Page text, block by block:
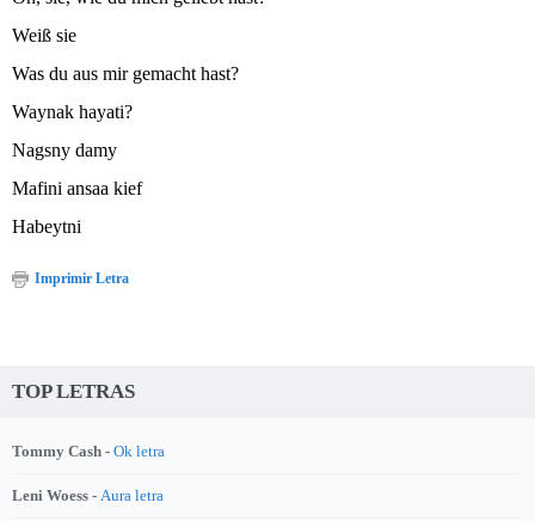
Weiß sie
Was du aus mir gemacht hast?
Waynak hayati?
Nagsny damy
Mafini ansaa kief
Habeytni
Imprimir Letra
TOP LETRAS
Tommy Cash - Ok letra
Leni Woess - Aura letra